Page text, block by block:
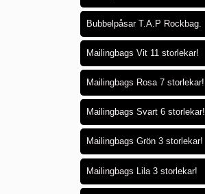
Bubbelpåsar T.A.P Rockbag.
Mailingbags Vit 11 storlekar!
Mailingbags Rosa 7 storlekar!
Mailingbags Svart 6 storlekar!
Mailingbags Grön 3 storlekar!
Mailingbags Lila 3 storlekar!